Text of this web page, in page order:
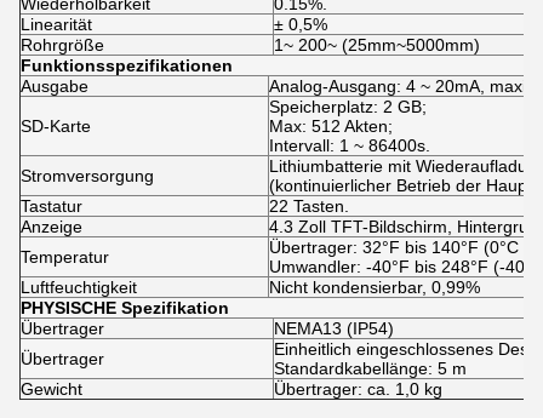
Spezifikationen
Leistungsspezifikationen
Geschwindigkeitsbereich
Der Prüfstand ist in der Lage, die
Genauigkeit
± 0,5% des gemessenen Wertes
Wiederholbarkeit
0.15%.
Linearität
± 0,5%
Rohrgröße
1~ 200~ (25mm~5000mm)
Funktionsspezifikationen
Ausgabe
Analog-Ausgang: 4 ~ 20mA,